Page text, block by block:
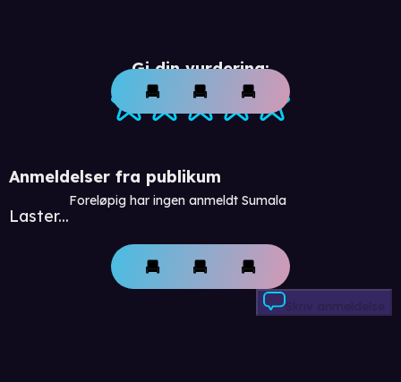
Gi din vurdering:
Anmeldelser fra publikum
Laster...
Foreløpig har ingen anmeldt Sumala
Skriv anmeldelse